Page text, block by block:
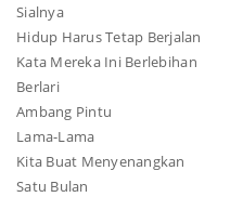
Sialnya
Hidup Harus Tetap Berjalan
Kata Mereka Ini Berlebihan
Berlari
Ambang Pintu
Lama-Lama
Kita Buat Menyenangkan
Satu Bulan